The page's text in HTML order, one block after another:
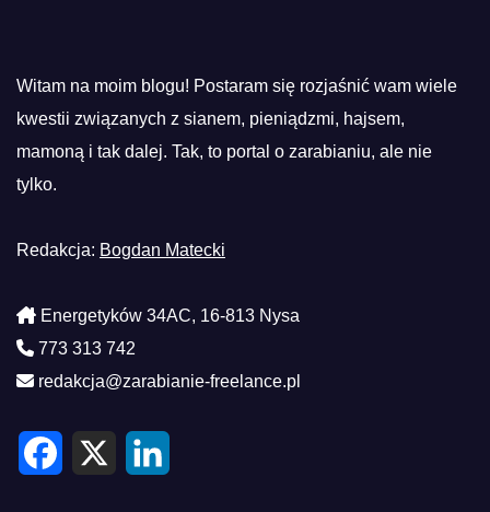
Witam na moim blogu! Postaram się rozjaśnić wam wiele
kwestii związanych z sianem, pieniądzmi, hajsem,
mamoną i tak dalej. Tak, to portal o zarabianiu, ale nie
tylko.
Redakcja: Bogdan Matecki
Energetyków 34AC, 16-813 Nysa
773 313 742
redakcja@zarabianie-freelance.pl
F
X